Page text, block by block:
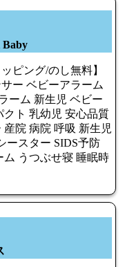
Baby
ピング/のし無料】
ー ベビーアラーム
ーム 新生児 ベビー
クト 乳幼児 安心品質
院 病院 呼吸 新生児
ースター SIDS予防
ム うつぶせ寝 睡眠時